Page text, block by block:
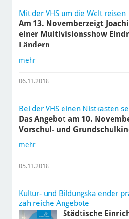
Mit der VHS um die Welt reisen
Am 13. Novemberzeigt
einer Multivisionsshow
Ländern
mehr
06.11.2018
Bei der VHS einen Nistkasten
Das Angebot am 10.
Vorschul- und
mehr
05.11.2018
Kultur- und Bildungskalender
zahlreiche Angebote
Städtische